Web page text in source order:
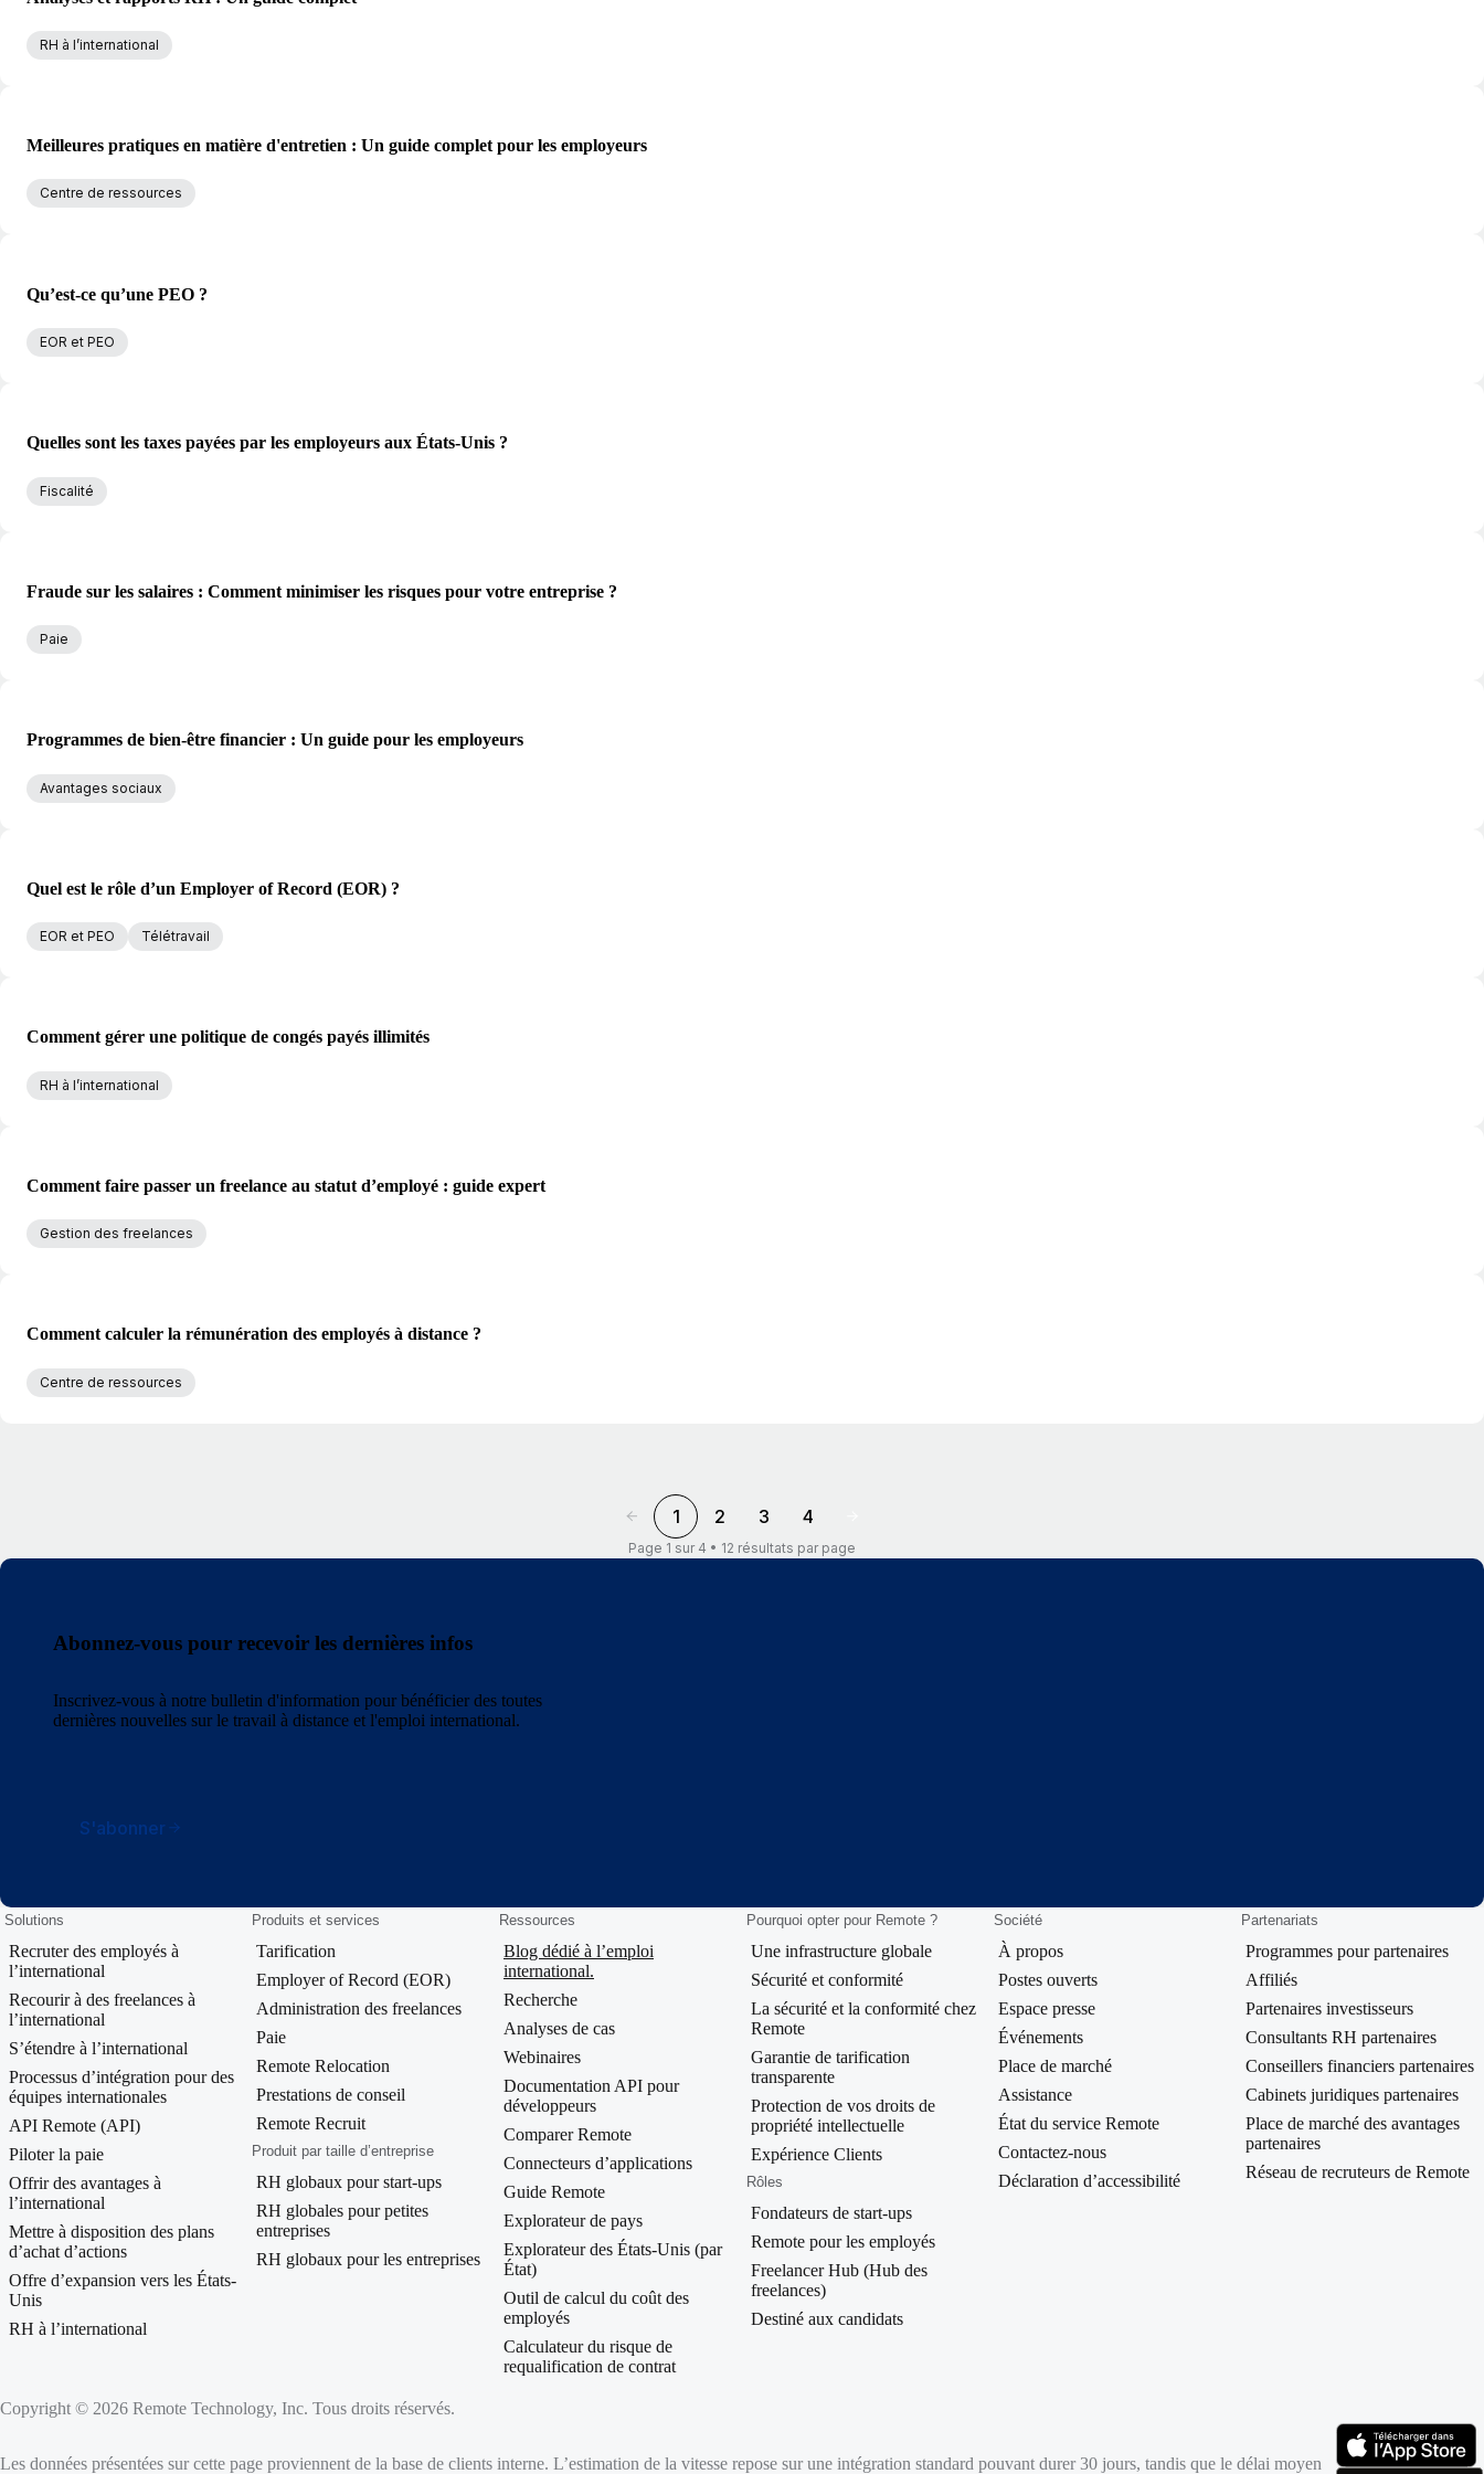
RH à l’international
Meilleures pratiques en matière d'entretien : Un guide complet pour les employeurs
Centre de ressources
Qu’est-ce qu’une PEO ?
EOR et PEO
Quelles sont les taxes payées par les employeurs aux États-Unis ?
Fiscalité
Fraude sur les salaires : Comment minimiser les risques pour votre entreprise ?
Paie
Programmes de bien-être financier : Un guide pour les employeurs
Avantages sociaux
Quel est le rôle d’un Employer of Record (EOR) ?
EOR et PEO Télétravail
Comment gérer une politique de congés payés illimités
RH à l’international
Comment faire passer un freelance au statut d’employé : guide expert
Gestion des freelances
Comment calculer la rémunération des employés à distance ?
Centre de ressources
1 2 3 4
Page 1 sur 4 • 12 résultats par page
Abonnez-vous pour recevoir les dernières infos
Inscrivez-vous à notre bulletin d'information pour bénéficier des toutes
dernières nouvelles sur le travail à distance et l'emploi international.
S'abonner
Solutions
Recruter des employés à
l’international
Recourir à des freelances à
l’international
S’étendre à l’international
Processus d’intégration pour des
équipes internationales
API Remote (API)
Piloter la paie
Offrir des avantages à
l’international
Mettre à disposition des plans
d’achat d’actions
Offre d’expansion vers les États-
Unis
RH à l’international
Produits et services
Tarification
Employer of Record (EOR)
Administration des freelances
Paie
Remote Relocation
Prestations de conseil
Remote Recruit
Produit par taille d’entreprise
RH globaux pour start-ups
RH globales pour petites
entreprises
RH globaux pour les entreprises
Ressources
Blog dédié à l’emploi
international.
Recherche
Analyses de cas
Webinaires
Documentation API pour
développeurs
Comparer Remote
Connecteurs d’applications
Guide Remote
Explorateur de pays
Explorateur des États-Unis (par
État)
Outil de calcul du coût des
employés
Calculateur du risque de
requalification de contrat
Pourquoi opter pour Remote ?
Une infrastructure globale
Sécurité et conformité
La sécurité et la conformité chez
Remote
Garantie de tarification
transparente
Protection de vos droits de
propriété intellectuelle
Expérience Clients
Rôles
Fondateurs de start-ups
Remote pour les employés
Freelancer Hub (Hub des
freelances)
Destiné aux candidats
Société
À propos
Postes ouverts
Espace presse
Événements
Place de marché
Assistance
État du service Remote
Contactez‑nous
Déclaration d’accessibilité
Partenariats
Programmes pour partenaires
Affiliés
Partenaires investisseurs
Consultants RH partenaires
Conseillers financiers partenaires
Cabinets juridiques partenaires
Place de marché des avantages
partenaires
Réseau de recruteurs de Remote
Copyright © 2026 Remote Technology, Inc. Tous droits réservés.
Les données présentées sur cette page proviennent de la base de clients interne. L’estimation de la vitesse repose sur une intégration standard pouvant durer 30 jours, tandis que le délai moyen